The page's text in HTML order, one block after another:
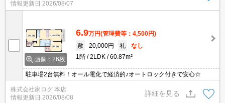
情報更新日 2026/08/07
画像：26枚
6.9万円(管理費等：4,500円)
敷
20,000円 礼
なし
1階
2LDK 60.87m²
駐車場2台無料！オール電化で経済的♪オートロック付きで安心☆
株式会社家ログ 本店
情報更新日 2026/08/08
詳細を見る